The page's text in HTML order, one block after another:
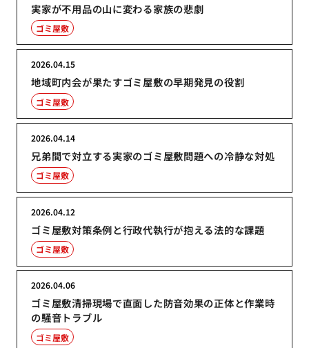
実家が不用品の山に変わる家族の悲劇
ゴミ屋敷
地域町内会が果たすゴミ屋敷の早期発見の役割
2026.04.15
ゴミ屋敷
兄弟間で対立する実家のゴミ屋敷問題への冷静な対処
2026.04.14
ゴミ屋敷
ゴミ屋敷対策条例と行政代執行が抱える法的な課題
2026.04.12
ゴミ屋敷
ゴミ屋敷清掃現場で直面した防音効果の正体と作業時
の騒音トラブル
2026.04.06
ゴミ屋敷